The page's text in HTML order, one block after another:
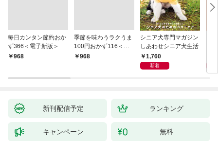
毎日カンタン節約おか
ず366＜電子新版＞
￥968
季節を味わうラクうま
100円おかず116＜電
子新版＞
￥968
シニア犬専門マガジン
しあわせシニア犬生活
1,760
新着
新刊配信予定 ランキング
キャンペーン 無料